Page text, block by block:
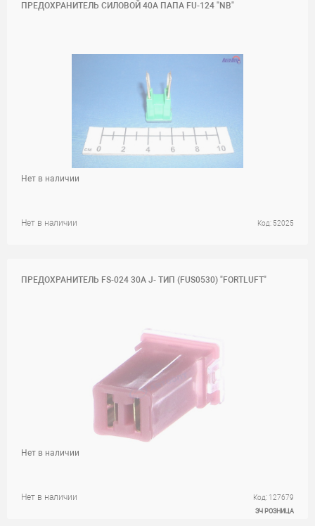
ПРЕДОХРАНИТЕЛЬ СИЛОВОЙ 40A ПАПА FU-124 "NB"
Нет в наличии Код: 52025
Нет в наличии
ПРЕДОХРАНИТЕЛЬ FS-024 30А J- ТИП (FUS0530) "FORTLUFT"
Нет в наличии Код: 127679
ЗЧ РОЗНИЦА
Нет в наличии